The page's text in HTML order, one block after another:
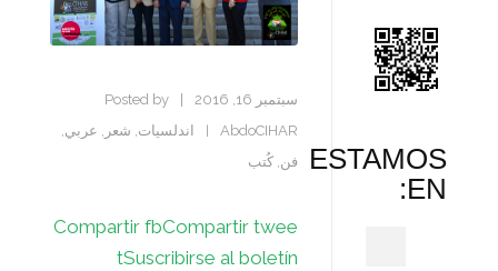
سبتمبر 16, 2016
AbdoCIHAR
اندلسيات, شعر , عربي,
فن, كُتب
Compartir fbCompartir twee
tSuscribirse al boletín
ESTAMOS
EN: